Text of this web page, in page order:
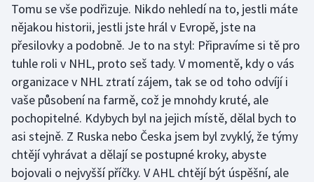
Tomu se vše podřizuje. Nikdo nehledí na to, jestli máte
nějakou historii, jestli jste hrál v Evropě, jste na
přesilovky a podobně. Je to na styl: Připravíme si tě pro
tuhle roli v NHL, proto seš tady. V momentě, kdy o vás
organizace v NHL ztratí zájem, tak se od toho odvíjí i
vaše působení na farmě, což je mnohdy kruté, ale
pochopitelné. Kdybych byl na jejich místě, dělal bych to
asi stejně. Z Ruska nebo Česka jsem byl zvyklý, že týmy
chtějí vyhrávat a dělají se postupné kroky, abyste
bojovali o nejvyšší příčky. V AHL chtějí být úspěšní, ale